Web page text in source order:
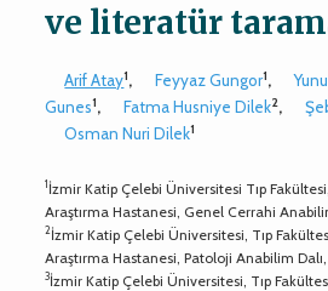
ve literatür
Arif Atay1, Feyyaz Gungor1,
Gunes1, Fatma Husniye Dilek2,
Osman Nuri Dilek1
1İzmir Katip Çelebi Üniversitesi Tıp
Araştırma Hastanesi, Genel Cerrahi
2İzmir Katip Çelebi Üniversitesi, Tıp
Araştırma Hastanesi, Patoloji Anabilim
3İzmir Katip Çelebi Üniversitesi, Tıp